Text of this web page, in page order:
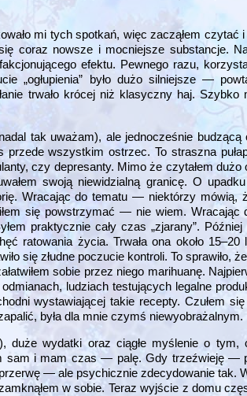
mi tych spotkań, więc zacząłem czytać
nowsze i mocniejsze substancje.
efektu. Pewnego razu,
„ogłupienia” było dużo silniejsze —
trwało krócej niż klasyczny haj. Szybko
tak uważam), ale jednocześnie
przede wszystkim ostrzec. To straszna
czy depresanty. Mimo że czytałem
swoją niewidzialną granicę. O
Wracając do tematu — niektórzy mówią,
się powstrzymać — nie wiem.
praktycznie cały czas „zjarany”.
ratowania życia. Trwała ona około 15–20
się złudne poczucie kontroli. To sprawiło,
sobie przez niego marihuanę.
ludziach testujących legalne
wystawiającej takie recepty. Czułem
była dla mnie czymś niewyobrażalnym.
duże wydatki oraz ciągłe myślenie o
sam i mam czas — palę. Gdy trzeźwieję —
— ale psychicznie zdecydowanie tak.
w sobie. Teraz wyjście z domu